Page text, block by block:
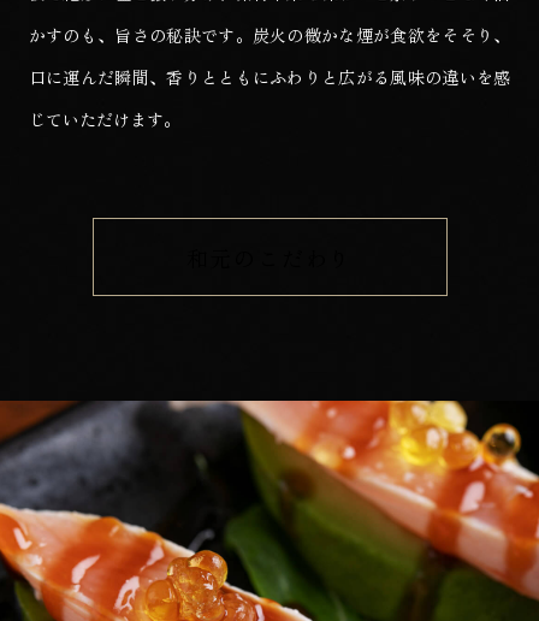
かすのも、旨さの秘訣です。炭火の微かな煙が食欲をそそり、
口に運んだ瞬間、香りとともにふわりと広がる風味の違いを感
じていただけます。